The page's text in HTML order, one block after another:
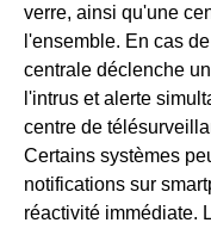
verre, ainsi qu'une
l'ensemble. En cas
centrale déclenche
l'intrus et alerte
centre de
Certains systèmes
notifications sur
réactivité immédiate.